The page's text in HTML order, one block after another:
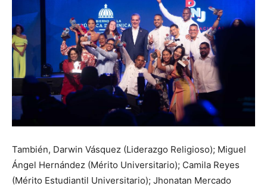
También, Darwin Vásquez (Liderazgo Religioso); Miguel
Ángel Hernández (Mérito Universitario); Camila Reyes
(Mérito Estudiantil Universitario); Jhonatan Mercado